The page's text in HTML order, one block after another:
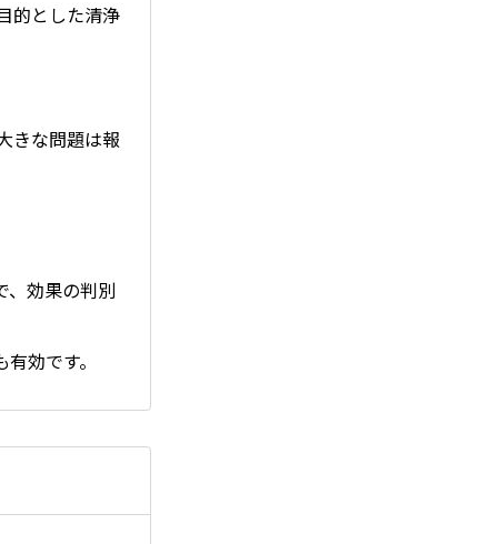
的とした清浄
きな問題は報
、効果の判別
効です。